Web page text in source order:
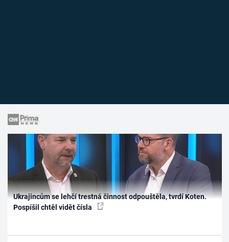
Ukrajincům se lehčí trestná činnost odpouštěla, tvrdí Koten.
Pospíšil chtěl vidět čísla